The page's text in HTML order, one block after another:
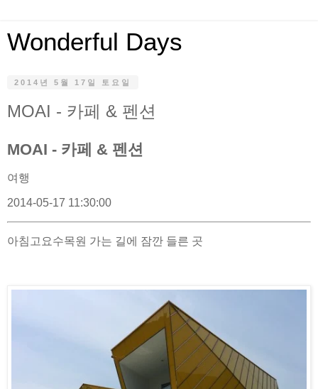
Wonderful Days
2014년 5월 17일 토요일
MOAI - 카페 & 펜션
MOAI - 카페 & 펜션
여행
2014-05-17 11:30:00
아침고요수목원 가는 길에 잠깐 들른 곳